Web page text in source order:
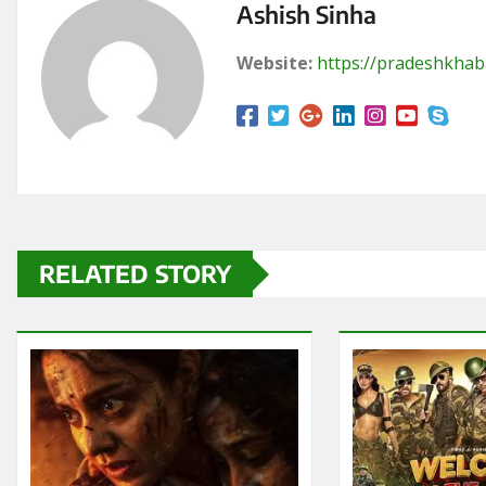
Ashish Sinha
Website: https://
RELATED STORY